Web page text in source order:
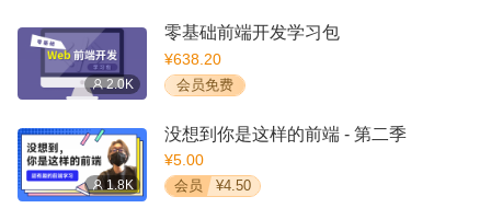
2.0K
零基础前端开发学习包
¥638.20
会员免费
1.8K
没想到你是这样的前端 - 第二季
¥5.00
会员 ¥4.50